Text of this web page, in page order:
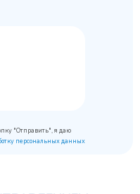
"Отправить", я даю
персональных данных